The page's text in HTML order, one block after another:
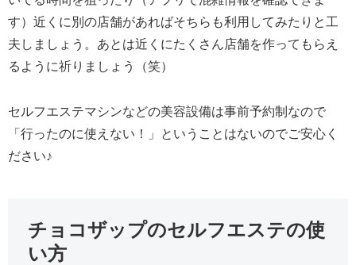
す）近くに別の店舗があればそちらも利用してみたりと工
夫しましょう。あとは近くにたくさん店舗を作ってもらえ
るように祈りましょう（笑）
セルフエステマシンなどの美容設備は事前予約制なので
「行ったのに使えない！」ということはないのでご安心く
ださい♪
チョコザップのセルフエステの使
い方